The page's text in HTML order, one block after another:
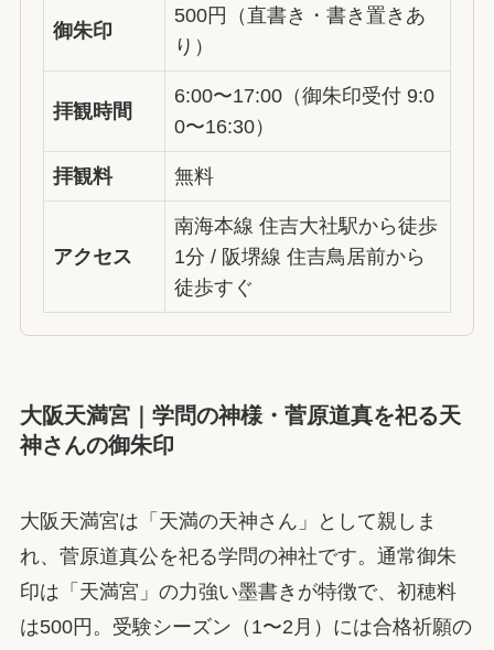
御朱印
500円（直書き・書き置きあ
り）
拝観時間
6:00〜17:00（御朱印受付 9:0
0〜16:30）
拝観料 無料
アクセス
南海本線 住吉大社駅から徒歩
1分 / 阪堺線 住吉鳥居前から
徒歩すぐ
大阪天満宮｜学問の神様・菅原道真を祀る天
神さんの御朱印
大阪天満宮は「天満の天神さん」として親しま
れ、菅原道真公を祀る学問の神社です。通常御朱
印は「天満宮」の力強い墨書きが特徴で、初穂料
は500円。受験シーズン（1〜2月）には合格祈願の